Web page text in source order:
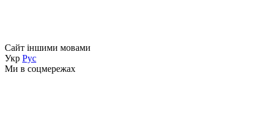
Сайт іншими мовами
Укр Рус
Ми в соцмережах